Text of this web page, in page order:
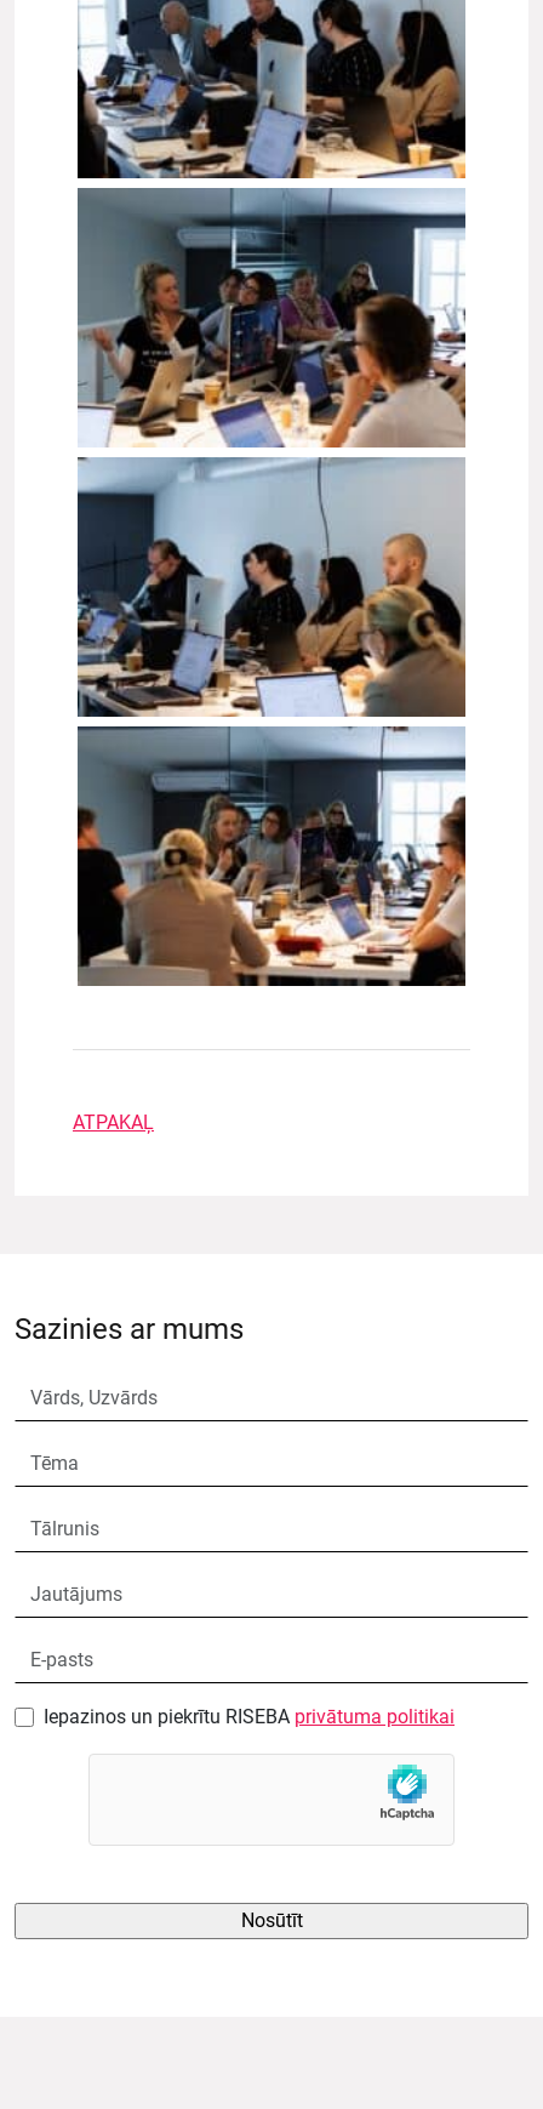
ATPAKAĻ
Sazinies ar mums
Iepazinos un piekrītu RISEBA privātuma politikai